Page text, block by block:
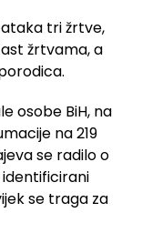
tri žrtve,
žrtvama, a
osobe BiH, na
na 219
se radilo o
se traga za